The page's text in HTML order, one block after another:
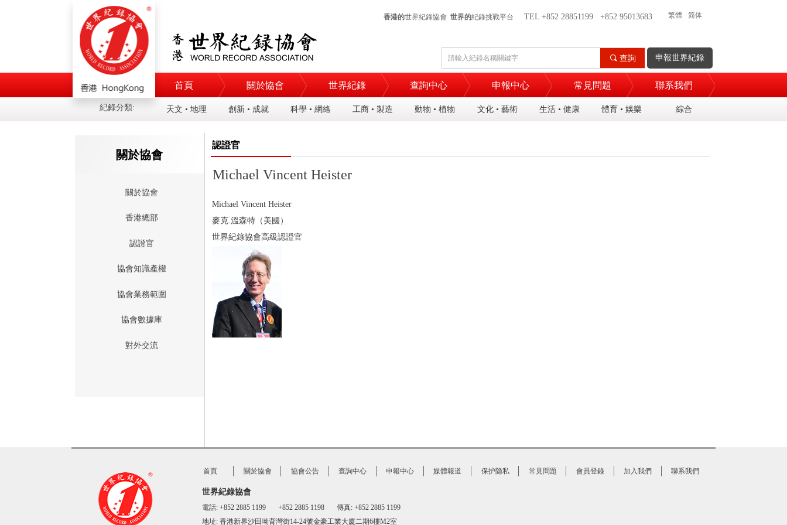
紀錄分類: 天文 • 地理 創新 • 成就 科學 • 網絡 工商 • 製造 動物 • 植物 文化 • 藝術 生活 • 健康 體育 • 娛樂 綜合
끠 查詢
首頁 關於協會 世界紀錄 查詢中心 申報中心 常見問題 聯系我們
香港的世界紀錄協會 世界的紀錄挑戰平台 TEL +852 28851199 +852 95013683
申報世界紀錄
繁體 简体
認證官
Michael Vincent Heister
Michael Vincent Heister
麥克.溫森特（美國）
世界紀錄協會高級認證官
關於協會
香港總部
認證官
協會知識產權
協會業務範圍
協會數據庫
對外交流
關於協會
首頁 關於協會 協會公告 查詢中心 申報中心 媒體報道 保护隐私 常見問題 會員登錄 加入我們 聯系我們
世界紀錄協會
電話: +852 2885 1199 +852 2885 1198 傳真: +852 2885 1199
地址: 香港新界沙田坳背灣街14-24號金豪工業大廈二期6樓M2室